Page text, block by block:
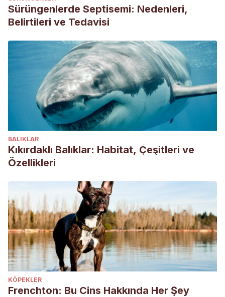
https://doi.org/10.1016/j.tvjl.2008.12.008
Sürüngenlerde Septisemi: Nedenleri,
Belirtileri ve Tedavisi
BALIKLAR
Kıkırdaklı Balıklar: Habitat, Çeşitleri ve
Özellikleri
KÖPEKLER
Frenchton: Bu Cins Hakkında Her Şey